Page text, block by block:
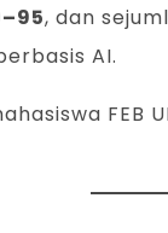
, dan
AI.